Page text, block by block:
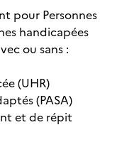
pour Personnes
handicapées
ou sans :
(UHR)
(PASA)
et de répit